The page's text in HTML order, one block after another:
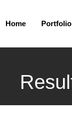
Home Portfolio